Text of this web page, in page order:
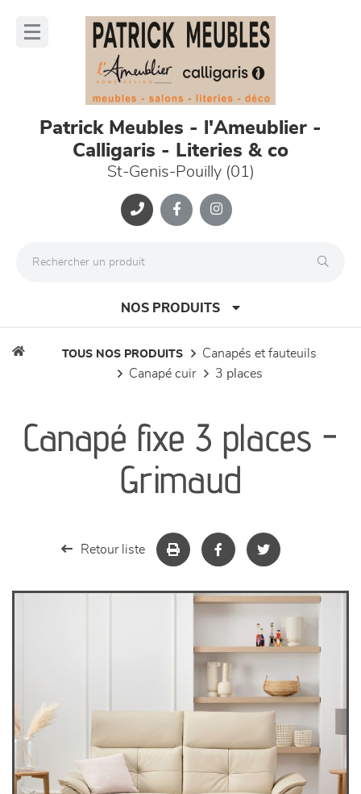
Patrick Meubles - l'Ameublier -
Calligaris - Literies & co
St-Genis-Pouilly (01)
NOS PRODUITS
séjours
meubles de complément
TOUS NOS PRODUITS
canapés et fauteuils
canapé cuir
3 places
Canapé fixe 3 places -
Grimaud
Retour liste